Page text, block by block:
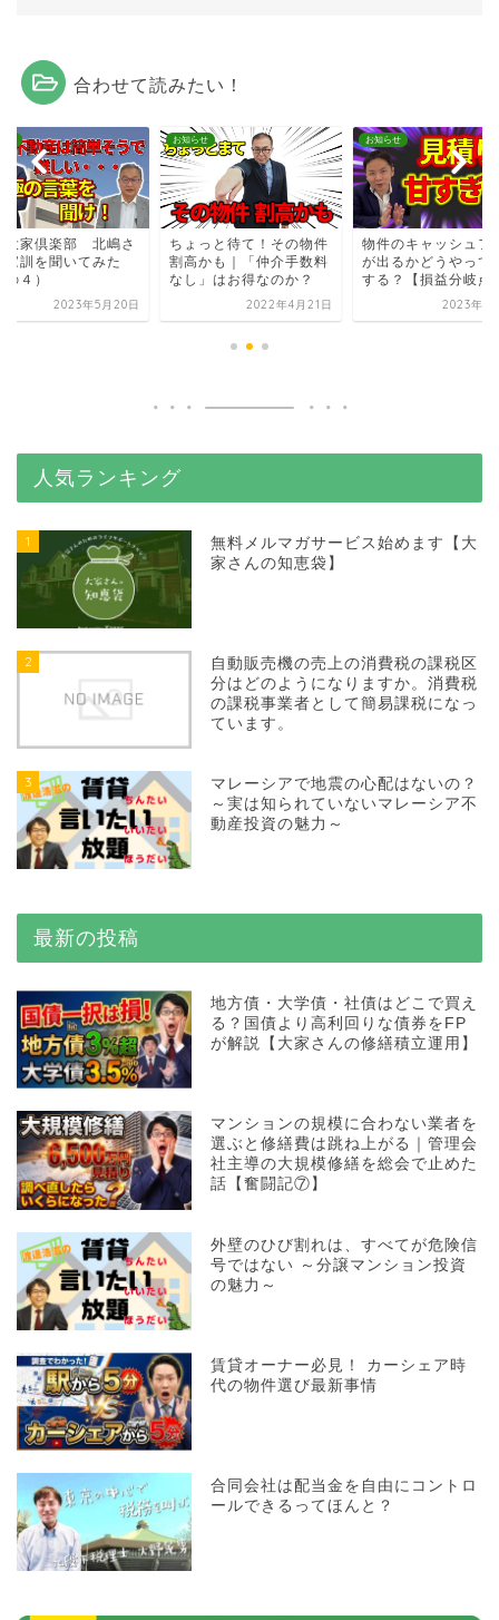
合わせて読みたい！
大家倶楽部 北嶋さ
家訓を聞いてみた
４）
2023年5月20日
お知らせ
ちょっと待て！その物件
割高かも｜「仲介手数料
なし」はお得なのか？
2022年4月21日
お知らせ
物件のキャッシュフ
が出るかどうやって
する？【損益分岐点
2023年1
人気ランキング
1
無料メルマガサービス始めます【大
家さんの知恵袋】
2
自動販売機の売上の消費税の課税区
分はどのようになりますか。消費税
の課税事業者として簡易課税になっ
ています。
3
マレーシアで地震の心配はないの？
～実は知られていないマレーシア不
動産投資の魅力～
最新の投稿
地方債・大学債・社債はどこで買え
る？国債より高利回りな債券をFP
が解説【大家さんの修繕積立運用】
マンションの規模に合わない業者を
選ぶと修繕費は跳ね上がる｜管理会
社主導の大規模修繕を総会で止めた
話【奮闘記⑦】
外壁のひび割れは、すべてが危険信
号ではない ～分譲マンション投資
の魅力～
賃貸オーナー必見！ カーシェア時
代の物件選び最新事情
合同会社は配当金を自由にコントロ
ールできるってほんと？